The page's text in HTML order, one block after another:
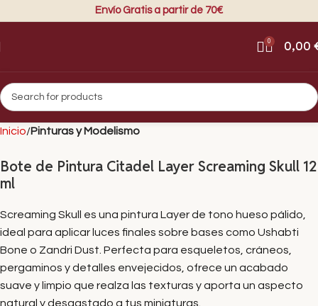
Envío Gratis a partir de 70€
0 0,00
Inicio Pinturas y Modelismo
Bote de Pintura Citadel Layer Screaming Skull 12
ml
Screaming Skull es una pintura Layer de tono hueso pálido,
ideal para aplicar luces finales sobre bases como Ushabti
Bone o Zandri Dust. Perfecta para esqueletos, cráneos,
pergaminos y detalles envejecidos, ofrece un acabado
suave y limpio que realza las texturas y aporta un aspecto
natural y desgastado a tus miniaturas.